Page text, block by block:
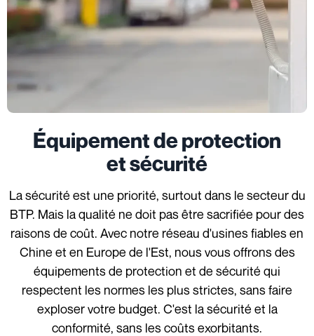
Équipement de protection
et sécurité
La sécurité est une priorité, surtout dans le secteur du
BTP. Mais la qualité ne doit pas être sacrifiée pour des
raisons de coût. Avec notre réseau d'usines fiables en
Chine et en Europe de l'Est, nous vous offrons des
équipements de protection et de sécurité qui
respectent les normes les plus strictes, sans faire
exploser votre budget. C'est la sécurité et la
conformité, sans les coûts exorbitants.